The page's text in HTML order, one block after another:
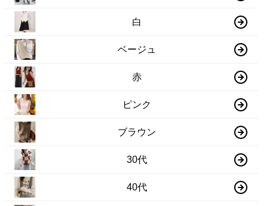
白
ベージュ
赤
ピンク
ブラウン
30代
40代